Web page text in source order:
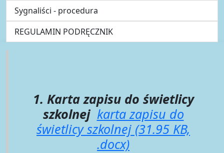
Sygnaliści - procedura
REGULAMIN PODRĘCZNIK
1. Karta zapisu do świetlicy
szkolnej karta zapisu do
świetlicy szkolnej (31.95 KB,
.docx)